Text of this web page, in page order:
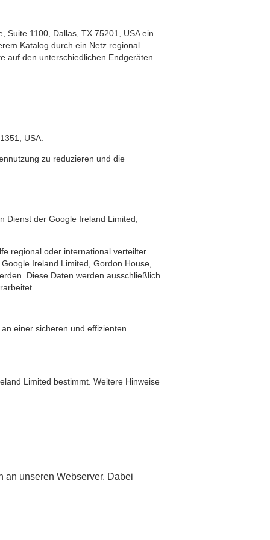
1100, Dallas, TX 75201, USA ein.
Katalog durch ein Netz regional
auf den unterschiedlichen Endgeräten
USA.
zu reduzieren und die
Dienst der Google Ireland Limited,
regional oder international verteilter
Ireland Limited, Gordon House,
Diese Daten werden ausschließlich
einer sicheren und effizienten
Limited bestimmt. Weitere Hinweise
an unseren Webserver. Dabei